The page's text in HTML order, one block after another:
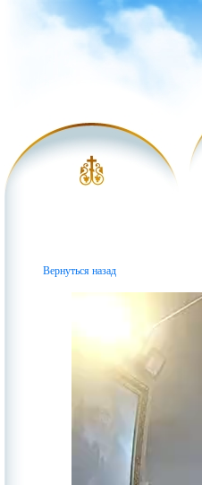
Вернуться назад